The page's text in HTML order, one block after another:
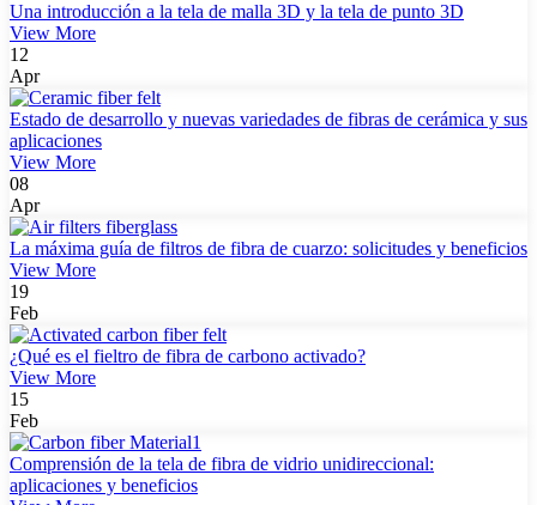
Una introducción a la tela de malla 3D y la tela de punto 3D
View More
12
Apr
Estado de desarrollo y nuevas variedades de fibras de cerámica y sus
aplicaciones
View More
08
Apr
La máxima guía de filtros de fibra de cuarzo: solicitudes y beneficios
View More
19
Feb
¿Qué es el fieltro de fibra de carbono activado?
View More
15
Feb
Comprensión de la tela de fibra de vidrio unidireccional:
aplicaciones y beneficios